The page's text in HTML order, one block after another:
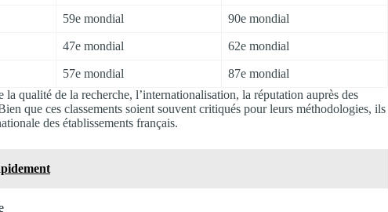
59e mondial 90e mondial
47e mondial 62e mondial
57e mondial
87e mondial
la qualité de la recherche, l’internationalisation, la réputation auprès des
que ces classements soient souvent critiqués pour leurs méthodologies, ils
des établissements français.